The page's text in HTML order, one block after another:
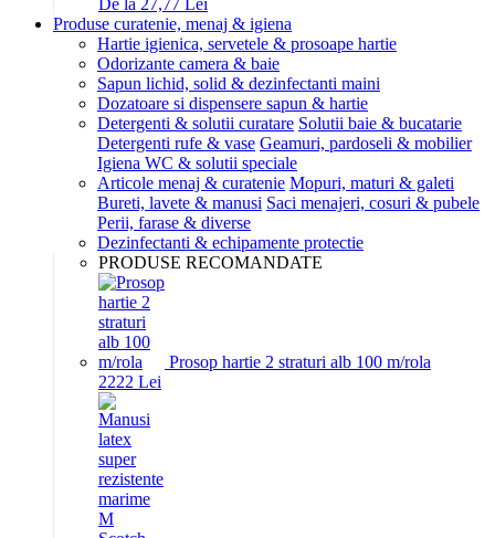
De la 27,77 Lei
Produse curatenie, menaj & igiena
Hartie igienica, servetele & prosoape hartie
Odorizante camera & baie
Sapun lichid, solid & dezinfectanti maini
Dozatoare si dispensere sapun & hartie
Detergenti & solutii curatare Solutii baie & bucatarie
Detergenti rufe & vase Geamuri, pardoseli & mobilier
Igiena WC & solutii speciale
Articole menaj & curatenie Mopuri, maturi & galeti
Bureti, lavete & manusi Saci menajeri, cosuri & pubele
Perii, farase & diverse
Dezinfectanti & echipamente protectie
PRODUSE RECOMANDATE
Prosop hartie 2 straturi alb 100 m/rola
2222 Lei